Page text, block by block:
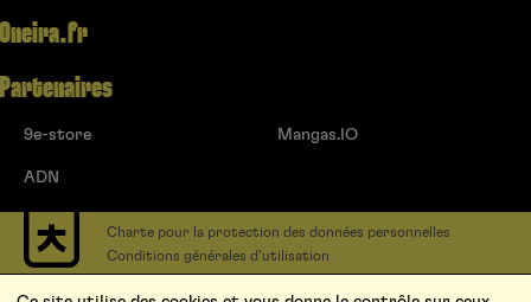
Oneira.fr
Partenaires
9e-store
ADN
Mangas.IO
Charte pour la protection des données personnelles
Conditions générales d’utilisation